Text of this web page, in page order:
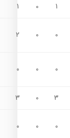
1
0
1
0
0
2
0
0
0
3
0
3
0
0
0